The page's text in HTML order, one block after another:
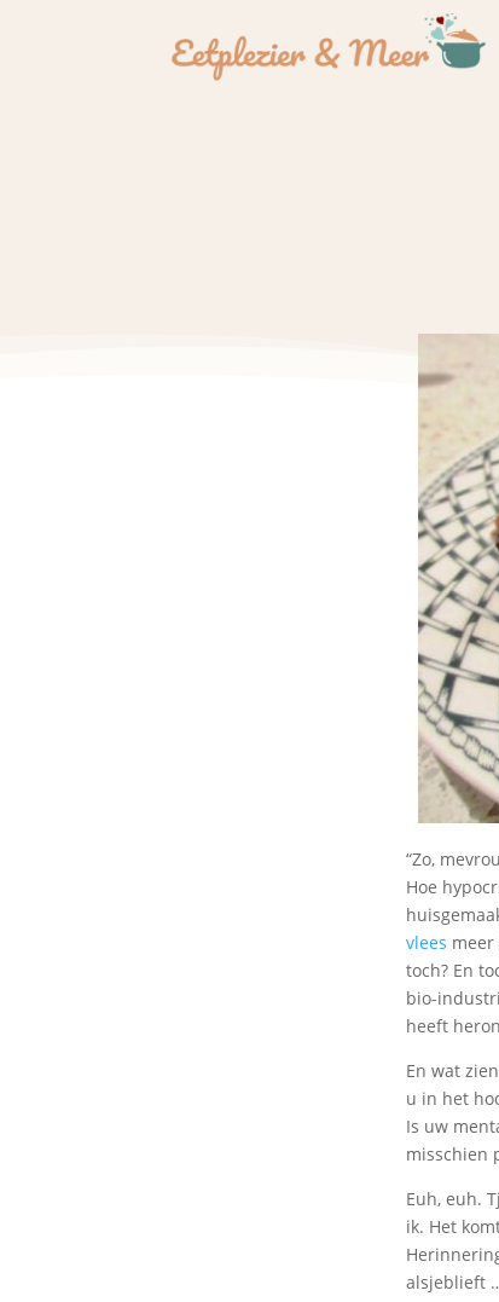
“Zo,
Hoe
vlees
toch? En
bio-
heeft
En wat
u in het
Is uw
misschien
Euh, euh.
ik. Het
alsjeblieft